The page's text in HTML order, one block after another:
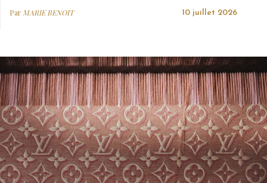
Par MARIE BENOIT 10 juillet 2026